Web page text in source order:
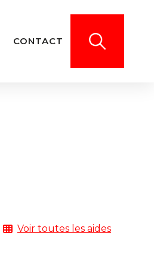
CONTACT
Voir toutes les aides